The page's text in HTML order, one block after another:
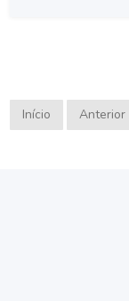
Início Anterior